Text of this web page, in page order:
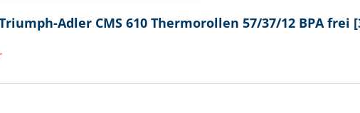
Adler CMS 610 Thermorollen 57/37/12 BPA frei